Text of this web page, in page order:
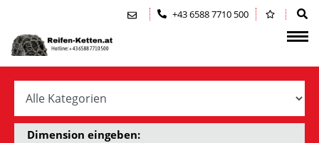
Zum Inhalt springen (Alt+0)
Zum Hauptmenü springen (Alt+1)+43 6588 7710 500
Dimension eingeben: